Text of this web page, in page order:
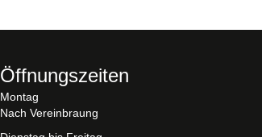
Öffnungszeiten
Montag
Nach Vereinbraung